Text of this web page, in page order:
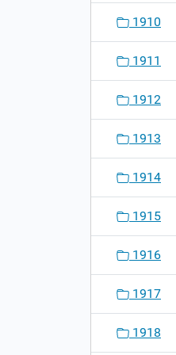
1910
1911
1912
1913
1914
1915
1916
1917
1918